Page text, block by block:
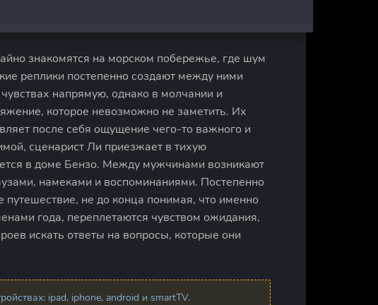
знакомятся на морском побережье, где шум
реплики постепенно создают между ними
напрямую, однако в молчании и
которое невозможно не заметить. Их
после себя ощущение чего-то важного и
сценарист Ли приезжает в тихую
в доме Бензо. Между мужчинами возникают
намеками и воспоминаниями. Постепенно
путешествие, не до конца понимая, что именно
года, переплетаются чувством ожидания,
искать ответы на вопросы, которые они
ipad, iphone, android и smartTV.